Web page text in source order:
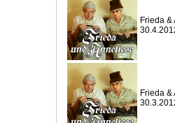
Frieda
Frieda